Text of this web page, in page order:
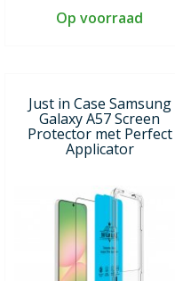
Op voorraad
Just in Case Samsung
Galaxy A57 Screen
Protector met Perfect
Applicator